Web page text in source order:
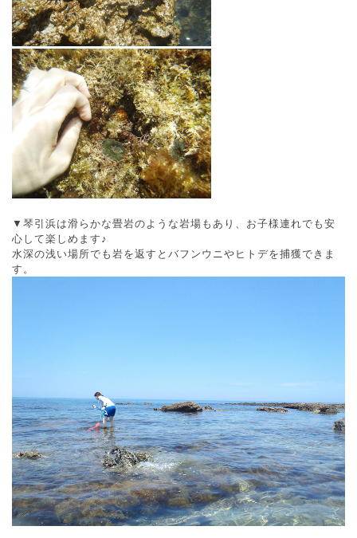
▼琴引浜は滑らかな畳岩のような岩場もあり、お子様連れでも安
心して楽しめます♪
水深の浅い場所でも岩を返すとバフンウニやヒトデを捕獲できま
す。